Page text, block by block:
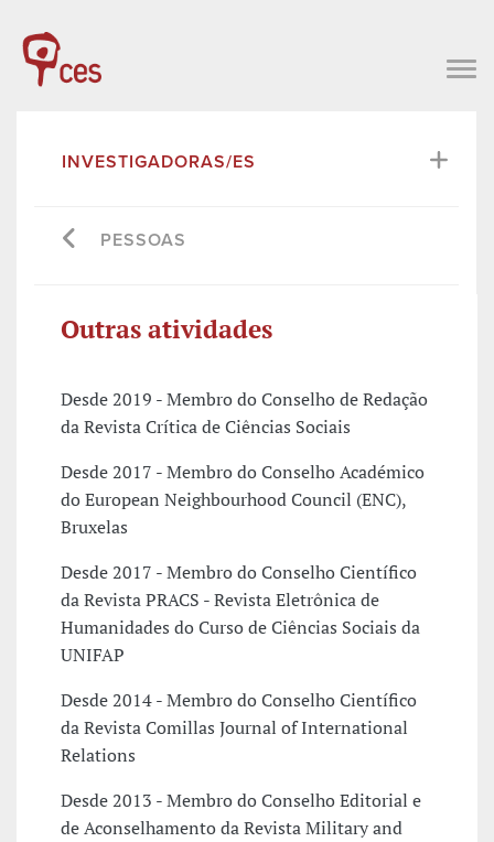
INVESTIGADORAS/ES
PESSOAS
Outras atividades
Desde 2019 - Membro do Conselho de Redação
da Revista Crítica de Ciências Sociais
Desde 2017 - Membro do Conselho Académico
do European Neighbourhood Council (ENC),
Bruxelas
Desde 2017 - Membro do Conselho Científico
da Revista PRACS - Revista Eletrônica de
Humanidades do Curso de Ciências Sociais da
UNIFAP
Desde 2014 - Membro do Conselho Científico
da Revista Comillas Journal of International
Relations
Desde 2013 - Membro do Conselho Editorial e
de Aconselhamento da Revista Military and